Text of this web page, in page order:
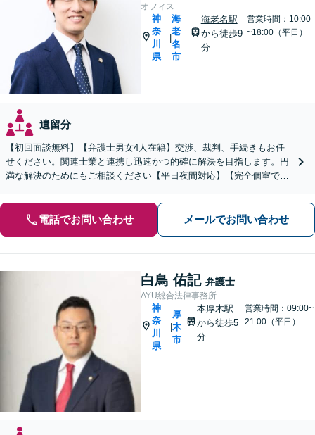
オフィス
神
奈
川
県
|
海
老
名
市
海老名駅
から徒歩9
分
営業時間：10:00
~18:00（平日）
遺留分
【初回面談無料】【弁護士男女4人在籍】交渉、裁判、手続きもお任
せください。関連士業と連携し迅速かつ的確に解決を目指します。円
満な解決のためにもご相談ください【平日夜間対応】【完全個室で対
電話でお問い合わせ メールでお問い合わせ
白鳥 佑記 弁護士
AYU総合法律事務所
神
奈
川
県
厚
木
市
本厚木駅
から徒歩5
分
営業時間：09:00~
21:00（平日）